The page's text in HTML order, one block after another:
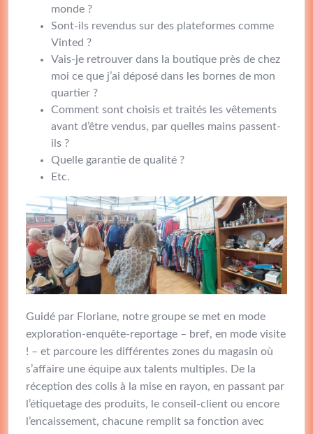
monde ?
Sont-ils revendus sur des plateformes comme
Vinted ?
Vais-je retrouver dans la boutique près de chez
moi ce que j’ai déposé dans les bornes de mon
quartier ?
Comment sont choisis et traités les vêtements
avant d’être vendus, par quelles mains passent-
ils ?
Quelle garantie de qualité ?
Etc.
Guidé par Floriane, notre groupe se met en mode
exploration-enquête-reportage – bref, en mode visite
! – et parcoure les différentes zones du magasin où
s’affaire une équipe aux talents multiples. De la
réception des colis à la mise en rayon, en passant par
l’étiquetage des produits, le conseil-client ou encore
l’encaissement, chacune remplit sa fonction avec